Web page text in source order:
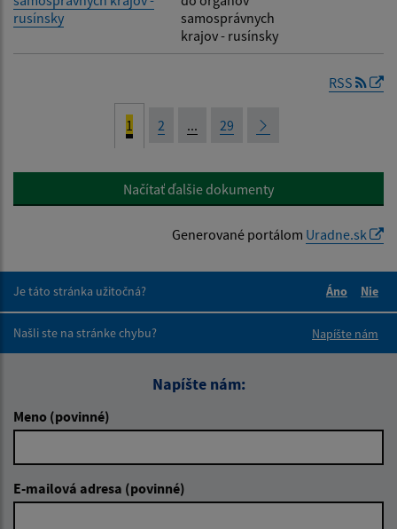
rusínsky
samosprávnych
krajov - rusínsky
RSS
1 2 ... 29
Načítať ďalšie dokumenty
Generované portálom Uradne.sk
Je táto stránka užitočná?
Áno
Nie
Našli ste na stránke chybu?
Napíšte nám
Napíšte nám:
Meno (povinné)
E-mailová adresa (povinné)